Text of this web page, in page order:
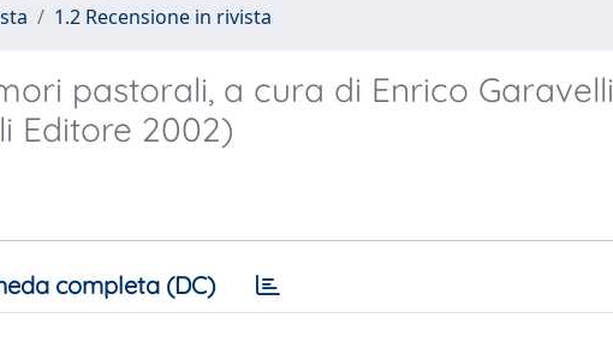
1.2 Recensione in rivista
pastorali, a cura di Enrico Garavelli
Editore 2002)
completa (DC)